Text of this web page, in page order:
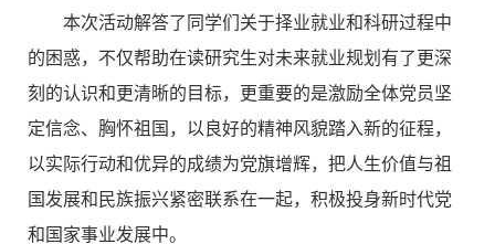
本次活动解答了同学们关于择业就业和科研过程中
的困惑，不仅帮助在读研究生对未来就业规划有了更深
刻的认识和更清晰的目标，更重要的是激励全体党员坚
定信念、胸怀祖国，以良好的精神风貌踏入新的征程，
以实际行动和优异的成绩为党旗增辉，把人生价值与祖
国发展和民族振兴紧密联系在一起，积极投身新时代党
和国家事业发展中。